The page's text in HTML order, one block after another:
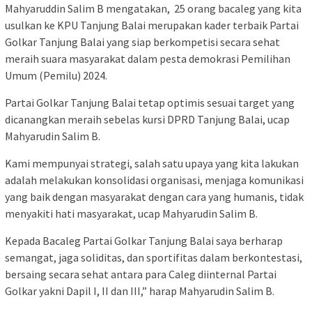
Mahyaruddin Salim B mengatakan, 25 orang bacaleg yang kita
usulkan ke KPU Tanjung Balai merupakan kader terbaik Partai
Golkar Tanjung Balai yang siap berkompetisi secara sehat
meraih suara masyarakat dalam pesta demokrasi Pemilihan
Umum (Pemilu) 2024.
Partai Golkar Tanjung Balai tetap optimis sesuai target yang
dicanangkan meraih sebelas kursi DPRD Tanjung Balai, ucap
Mahyarudin Salim B.
Kami mempunyai strategi, salah satu upaya yang kita lakukan
adalah melakukan konsolidasi organisasi, menjaga komunikasi
yang baik dengan masyarakat dengan cara yang humanis, tidak
menyakiti hati masyarakat, ucap Mahyarudin Salim B.
Kepada Bacaleg Partai Golkar Tanjung Balai saya berharap
semangat, jaga soliditas, dan sportifitas dalam berkontestasi,
bersaing secara sehat antara para Caleg diinternal Partai
Golkar yakni Dapil I, II dan III,” harap Mahyarudin Salim B.